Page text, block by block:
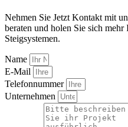
Nehmen Sie Jetzt Kontakt mit
beraten und holen Sie sich
Steigsystemen.
Name
E-Mail
Telefonnummer
Unternehmen